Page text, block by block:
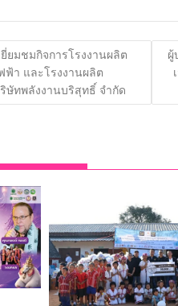
ar
e
ยมชมกิจการโรงงานผลิต
ฟ้า และโรงงานผลิต
ษัทพลังงานบริสุทธิ์ จำกัด
ผู้